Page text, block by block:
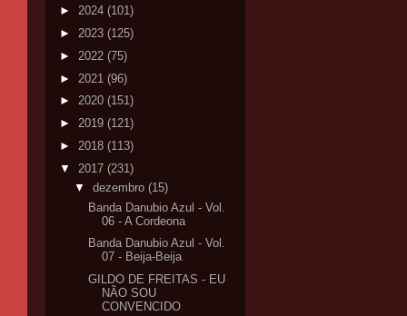
► 2024 (101)
► 2023 (125)
► 2022 (75)
► 2021 (96)
► 2020 (151)
► 2019 (121)
► 2018 (113)
▼ 2017 (231)
▼ dezembro (15)
Banda Danubio Azul - Vol.
06 - A Cordeona
Banda Danubio Azul - Vol.
07 - Beija-Beija
GILDO DE FREITAS - EU
NÃO SOU
CONVENCIDO